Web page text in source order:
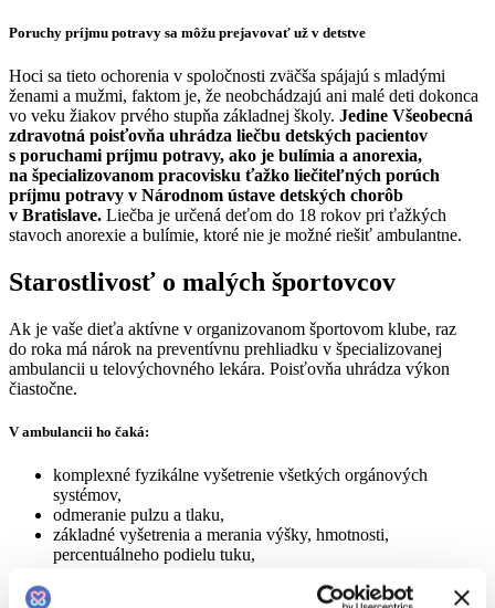
Poruchy príjmu potravy sa môžu prejavovať už v detstve
Hoci sa tieto ochorenia v spoločnosti zväčša spájajú s mladými
ženami a mužmi, faktom je, že neobchádzajú ani malé deti dokonca
vo veku žiakov prvého stupňa základnej školy. Jedine Všeobecná
zdravotná poisťovňa uhrádza liečbu detských pacientov
s poruchami príjmu potravy, ako je bulímia a anorexia,
na špecializovanom pracovisku ťažko liečiteľných porúch
príjmu potravy v Národnom ústave detských chorôb
v Bratislave. Liečba je určená deťom do 18 rokov pri ťažkých
stavoch anorexie a bulímie, ktoré nie je možné riešiť ambulantne.
Starostlivosť o malých športovcov
Ak je vaše dieťa aktívne v organizovanom športovom klube, raz
do roka má nárok na preventívnu prehliadku v špecializovanej
ambulancii u telovýchovného lekára. Poisťovňa uhrádza výkon
čiastočne.
V ambulancii ho čaká:
komplexné fyzikálne vyšetrenie všetkých orgánových
systémov,
odmeranie pulzu a tlaku,
základné vyšetrenia a merania výšky, hmotnosti,
percentuálneho podielu tuku,